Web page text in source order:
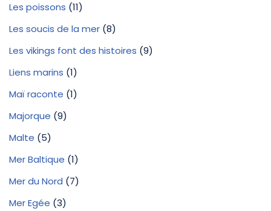
Les poissons (11)
Les soucis de la mer (8)
Les vikings font des histoires (9)
Liens marins (1)
Maï raconte (1)
Majorque (9)
Malte (5)
Mer Baltique (1)
Mer du Nord (7)
Mer Egée (3)